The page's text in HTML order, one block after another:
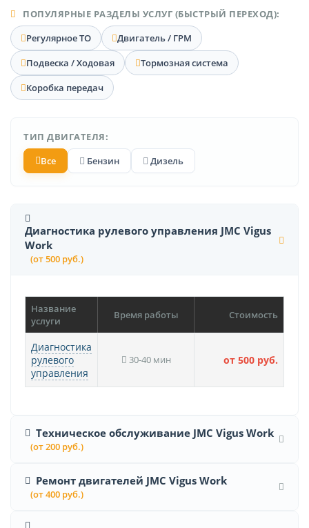
ПОПУЛЯРНЫЕ РАЗДЕЛЫ УСЛУГ (БЫСТРЫЙ ПЕРЕХОД):
Регулярное ТО
Двигатель / ГРМ
Подвеска / Ходовая
Тормозная система
Коробка передач
ТИП ДВИГАТЕЛЯ:
Все
Бензин Дизель
Диагностика рулевого управления JMC Vigus
Work
(от 500 руб.)
Название
услуги
Время работы Стоимость
Диагностика
рулевого
управления
30-40 мин от 500 руб.
Техническое обслуживание JMC Vigus Work
(от 200 руб.)
Ремонт двигателей JMC Vigus Work
(от 400 руб.)